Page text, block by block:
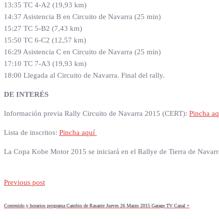
13:35 TC 4-A2 (19,93 km)
14:37 Asistencia B en Circuito de Navarra (25 min)
15:27 TC 5-B2 (7,43 km)
15:50 TC 6-C2 (12,57 km)
16:29 Asistencia C en Circuito de Navarra (25 min)
17:10 TC 7-A3 (19,93 km)
18:00 Llegada al Circuito de Navarra. Final del rally.
DE INTERÉS
Información previa Rally Circuito de Navarra 2015 (CERT): Pincha
Lista de inscritos: Pincha aquí
La Copa Kobe Motor 2015 se iniciará en el Rallye de Tierra de
Previous post
Contenido y horarios programa Cambio de Rasante Jueves 26 Marzo 2015 Garage TV Canal +